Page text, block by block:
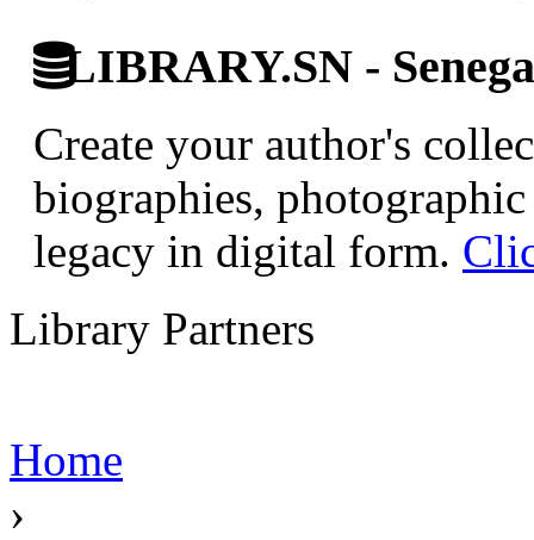
LIBRARY.SN -
Create your author's
biographies,
legacy in digital form.
Library Partners
Home
›